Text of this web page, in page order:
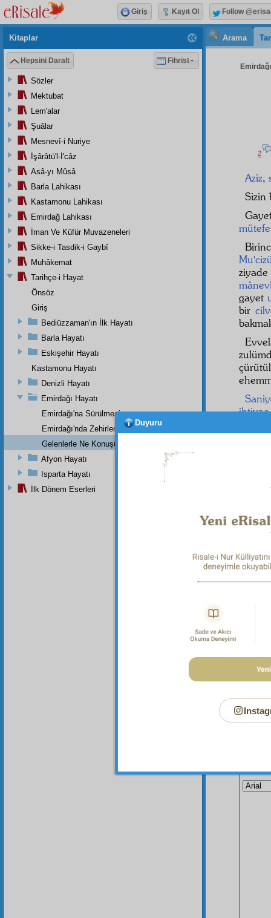
Arama
2
Aziz,
Sizin
gayet
bir
Dipnot-2
Kitaplar
Hepsini Daralt Fihrist
Sözler
Mektubat
Lem'alar
Şuâlar
Mesnevî-i Nuriye
İşârâtü'l-İ'câz
Asâ-yı Mûsâ
Barla Lahikası
Kastamonu Lahikası
Emirdağ Lahikası
İman Ve Küfür Muvazeneleri
Sikke-i Tasdik-i Gaybî
Muhâkemat
Tarihçe-i Hayat
Önsöz
Giriş
Bediüzzaman'ın İlk Hayatı
Barla Hayatı
Eskişehir Hayatı
Kastamonu Hayatı
Denizli Hayatı
Emirdağı Hayatı
Emirdağı'na Sürülmesi
Emirdağı'nda Zehirlenmesi
Gelenlerle Ne Konuşurdu?
Afyon Hayatı
Isparta Hayatı
İlk Dönem Eserleri
Giriş Kayıt Ol Follow
Duyuru